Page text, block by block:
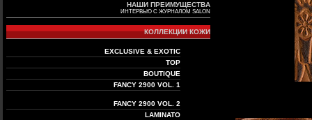
НАШИ ПРЕИМУЩЕСТВА
ИНТЕРВЬЮ С ЖУРНАЛОМ SALON
КОЛЛЕКЦИИ КОЖИ
EXCLUSIVE & EXOTIC
TOP
BOUTIQUE
FANCY 2900 VOL. 1
FANCY 2900 VOL. 2
LAMINATO